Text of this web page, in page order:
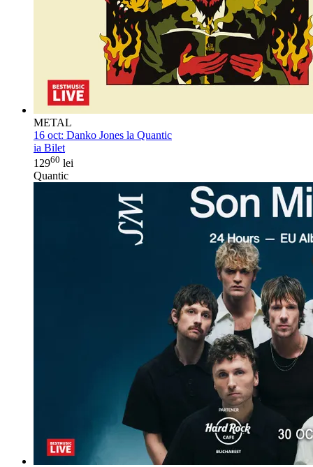
METAL
16 oct: Danko Jones la Quantic
ia Bilet
12960 lei
Quantic